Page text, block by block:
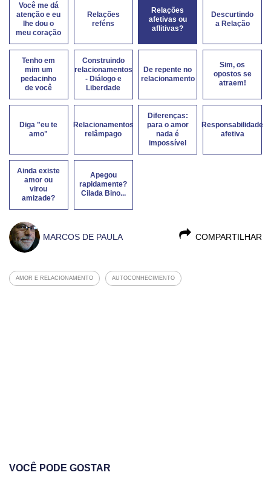
Você me dá
atenção e eu
lhe dou o
meu coração
Relações
reféns
Relações
afetivas ou
aflitivas?
Descurtindo
a Relação
Tenho em
mim um
pedacinho
de você
Construindo
relacionamentos
- Diálogo e
Liberdade
De repente no
relacionamento
Sim, os
opostos se
atraem!
Diga "eu te
amo"
Relacionamentos
relâmpago
Diferenças:
para o amor
nada é
impossível
Responsabilidade
afetiva
Ainda existe
amor ou
virou
amizade?
Apegou
rapidamente?
Cilada Bino...
COMPARTILHAR
MARCOS DE PAULA
AMOR E RELACIONAMENTO AUTOCONHECIMENTO
VOCÊ PODE GOSTAR